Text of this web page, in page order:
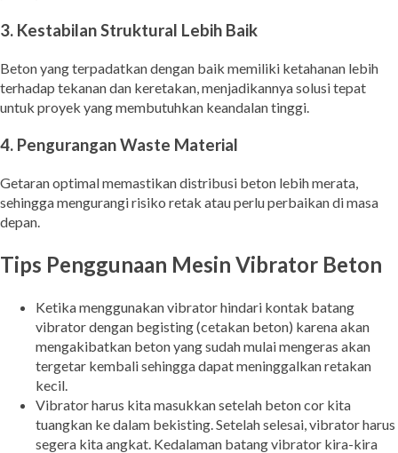
3. Kestabilan Struktural Lebih Baik
Beton yang terpadatkan dengan baik memiliki ketahanan lebih
terhadap tekanan dan keretakan, menjadikannya solusi tepat
untuk proyek yang membutuhkan keandalan tinggi.
4. Pengurangan Waste Material
Getaran optimal memastikan distribusi beton lebih merata,
sehingga mengurangi risiko retak atau perlu perbaikan di masa
depan.
Tips Penggunaan Mesin Vibrator Beton
Ketika menggunakan vibrator hindari kontak batang
vibrator dengan begisting (cetakan beton) karena akan
mengakibatkan beton yang sudah mulai mengeras akan
tergetar kembali sehingga dapat meninggalkan retakan
kecil.
Vibrator harus kita masukkan setelah beton cor kita
tuangkan ke dalam bekisting. Setelah selesai, vibrator harus
segera kita angkat. Kedalaman batang vibrator kira-kira